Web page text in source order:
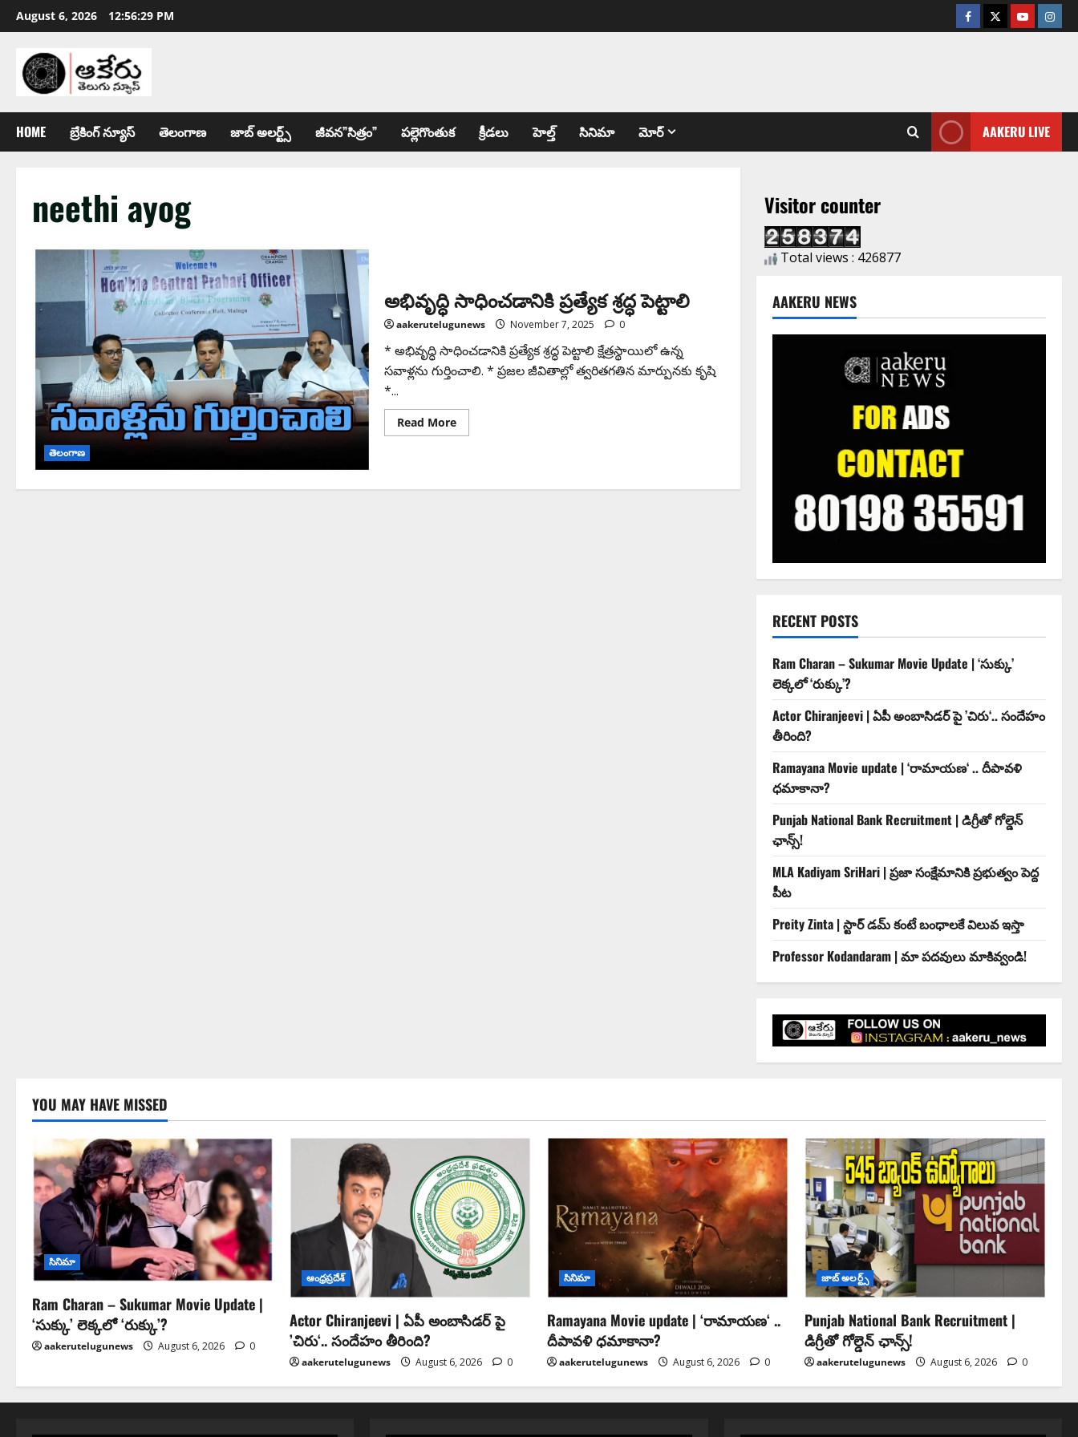
August 6, 2026 12:56:30 PM
HOME బ్రేకింగ్ న్యూస్ తెలంగాణ జాబ్ అల‌ర్ట్స్ జీవన”సిత్రం” పల్లెగొంతుక క్రీడలు హెల్త్ సినిమా మోర్ AAKERU LIVE
neethi ayog
తెలంగాణ
అభివృద్ధి సాధించడానికి ప్రత్యేక శ్రద్ధ పెట్టాలి
aakerutelugunews November 7, 2025 0
* అభివృద్ధి సాధించడానికి ప్రత్యేక శ్రద్ధ పెట్టాలి క్షేత్రస్థాయిలో ఉన్న
సవాళ్లను గుర్తించాలి. * ప్రజల జీవితాల్లో త్వరితగతిన మార్పున‌కు కృషి
*...
Read More
Visitor counter
Total views : 426877
AAKERU NEWS
RECENT POSTS
Ram Charan – Sukumar Movie Update | ‘సుక్కు’
లెక్కలో ‘రుక్కు’?
Actor Chiranjeevi | ఏపీ అంబాసిడర్ పై ’చిరు‘.. సందేహం
తీరింది?
Ramayana Movie update | ‘రామాయణ‘ .. దీపావళి
ధమాకానా?
Punjab National Bank Recruitment | డిగ్రీతో గోల్డెన్
ఛాన్స్!
MLA Kadiyam SriHari | ప్రజా సంక్షేమానికి ప్రభుత్వం పెద్ద
పీట
Preity Zinta | స్టార్ డమ్ కంటే బంధాలకే విలువ ఇస్తా
Professor Kodandaram | మా ప‌ద‌వులు మాకివ్వండి!
YOU MAY HAVE MISSED
సినిమా
Ram Charan – Sukumar Movie Update |
‘సుక్కు’ లెక్కలో ‘రుక్కు’?
aakerutelugunews August 6, 2026 0
ఆంధ్ర‌ప్ర‌దేశ్
Actor Chiranjeevi | ఏపీ అంబాసిడర్ పై
’చిరు‘.. సందేహం తీరింది?
aakerutelugunews August 6, 2026 0
సినిమా
Ramayana Movie update | ‘రామాయణ‘ ..
దీపావళి ధమాకానా?
aakerutelugunews August 6, 2026 0
జాబ్ అలర్ట్స్
Punjab National Bank Recruitment |
డిగ్రీతో గోల్డెన్ ఛాన్స్!
aakerutelugunews August 6, 2026 0